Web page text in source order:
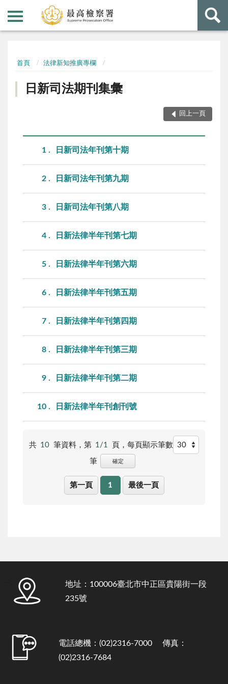
首頁 法律新知推廣專欄
日新司法期刊集彙
回上一頁
1 日新司法年刊第十期
2 日新司法年刊第九期
3 日新司法年刊第八期
4 日新法律半年刊第七期
5 日新法律半年刊第六期
6 日新法律半年刊第五期
7 日新法律半年刊第四期
8 日新法律半年刊第三期
9 日新法律半年刊第二期
10 日新法律半年刊創刊號
共 10 筆資料，第 1/1 頁， 每頁顯示筆數
筆 確定
第一頁 1 最後一頁
地址：100006臺北市中正區貴陽街一段
235號
電話總機：(02)2316-7000 傳真：
(02)2316-7684